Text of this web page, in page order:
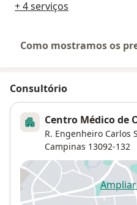
+ 4 serviços
Como mostramos os
Consultório
Centro Médico de
R. Engenheiro Carlos
Campinas 13092-132